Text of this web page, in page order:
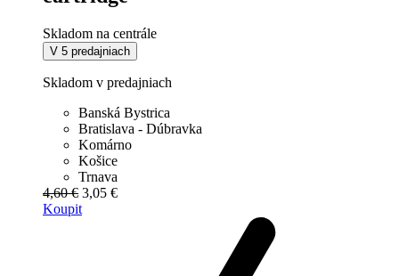
Skladom na centrále
V 5 predajniach
Skladom v predajniach
Banská Bystrica
Bratislava - Dúbravka
Komárno
Košice
Trnava
4,60 € 3,05 €
Koupit